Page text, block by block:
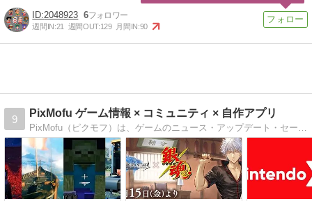
2048923 6
週間IN:21 週間OUT:129 月間IN:90
9
PixMofu ゲーム情報 × コミュニティ × 自作アプリ